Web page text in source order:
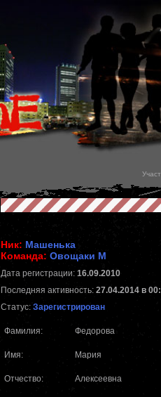
Ник: Машенька
Команда: Овощаки М
Дата регистрации: 16.09.2010
Последняя активность: 27.04.2014 в
Статус: Зарегистрирован
Фамилия: Федорова
Имя: Мария
Отчество: Алексеевна